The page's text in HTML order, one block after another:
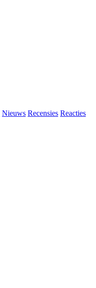
Nieuws Recensies Reacties